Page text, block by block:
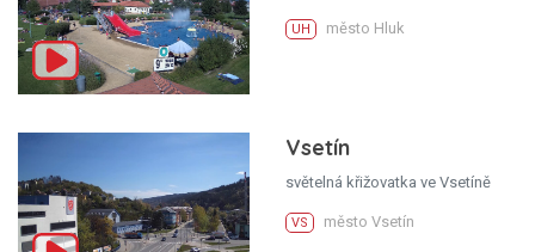
UH město Hluk
Vsetín
světelná křižovatka ve Vsetíně
VS město Vsetín